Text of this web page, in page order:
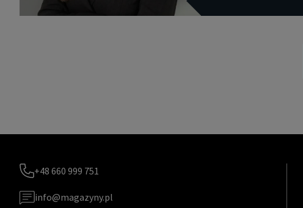
+48 660 999 751
info@magazyny.pl